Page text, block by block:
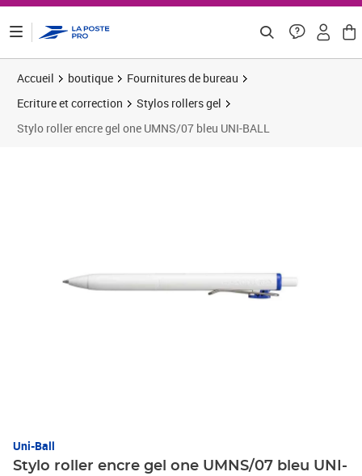
Accueil boutique
Fournitures de bureau
Ecriture et correction
Stylos rollers gel
Stylo roller encre gel one UMNS/07 bleu UNI-BALL
Uni-Ball
Stylo roller encre gel one UMNS/07 bleu UNI-